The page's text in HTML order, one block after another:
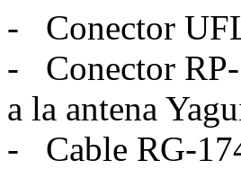
- Conector
- Conector RP-
a la antena
- Cable RG-